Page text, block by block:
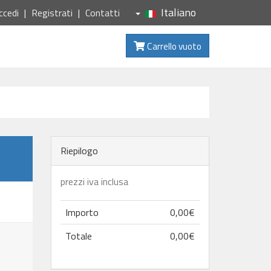
Registrati Contatti Italiano
Carrello vuoto
Riepilogo
prezzi iva inclusa
Importo
0,00€
Totale
0,00€